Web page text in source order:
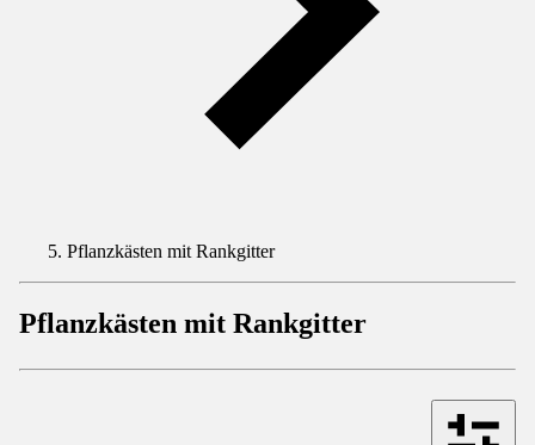
Pflanzkästen mit Rankgitter
Pflanzkästen mit Rankgitter